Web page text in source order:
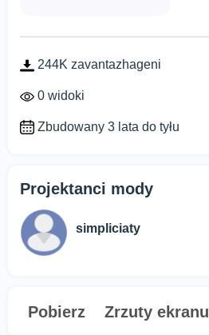
244K zavantazhageni
0 widoki
Zbudowany 3 lata do tyłu
Projektanci mody
simpliciaty
Pobierz Zrzuty ekranu